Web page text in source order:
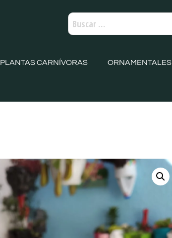
PLANTAS CARNÍVORAS ORNAMENTALES